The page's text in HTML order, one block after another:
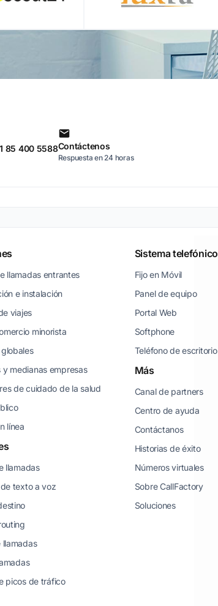
85 400 5588Contáctenos
Respuesta en 24 horas
llamadas entrantes
e instalación
viajes
minorista
y medianas empresas
de cuidado de la salud
línea
llamadas
texto a voz
llamadas
picos de tráfico
Sistema telefónico
Fijo en Móvil
Panel de equipo
Portal Web
Softphone
Teléfono de escritorio
Más
Canal de partners
Centro de ayuda
Contáctanos
Historias de éxito
Números virtuales
Sobre CallFactory
Soluciones